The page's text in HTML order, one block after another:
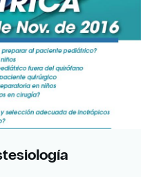
Portal de resultados